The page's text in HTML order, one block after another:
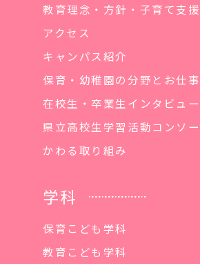
教育理念・方針・子育て支援
アクセス
キャンパス紹介
保育・幼稚園の分野とお仕
在校生・卒業生インタビュー
県立高校生学習活動コンソ
かわる取り組み
学科
保育こども学科
教育こども学科